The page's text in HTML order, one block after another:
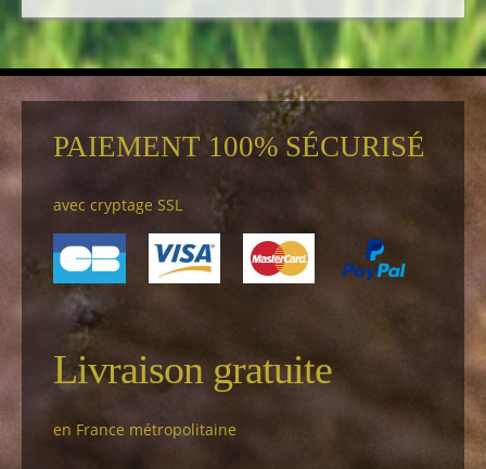
PAIEMENT 100% SÉCURISÉ
avec cryptage SSL
Livraison gratuite
en France métropolitaine